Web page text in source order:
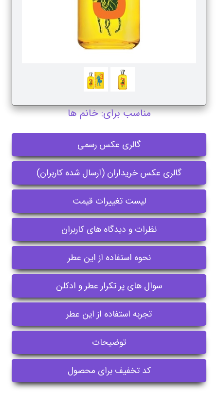
مناسب برای: خانم ها
گالری عکس رسمی
گالری عکس خریداران (ارسال شده کاربران)
لیست تغییرات قیمت
نظرات و دیدگاه های کاربران
نحوه استفاده از این عطر
سوال های پر تکرار عطر و ادکلن
تجربه استفاده از این عطر
توضیحات
کد تخفیف برای محصول